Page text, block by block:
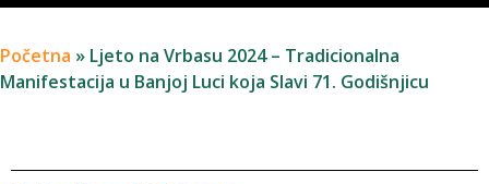
Početna » Ljeto na Vrbasu 2024 – Tradicionalna
Manifestacija u Banjoj Luci koja Slavi 71. Godišnjicu